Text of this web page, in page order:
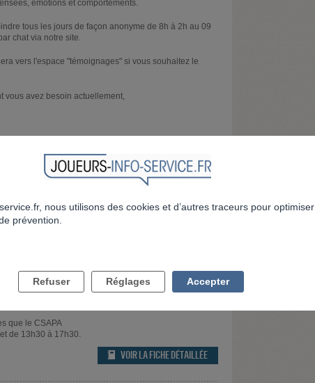
émotions et comportements.
tous les jours de façon anonyme de 8h à 2h au 09
chat via notre site.
vers l'espace "témoignages" si vous souhaitez le
vous avez besoin actuellement,
PAS À PRENDRE CONTACT AVEC LES
addictologie
et de 13h30 à 17h30.
que le CSAPA
de 13h30 à 17h30.
VOIR LA FICHE DÉTAILLÉE
nous utilisons des cookies et d’autres traceurs pour optimiser
prévention.
Refuser Réglages Accepter